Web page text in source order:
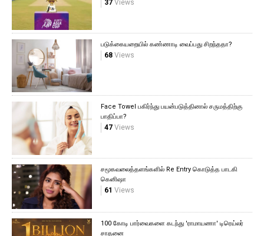
37Views
படுக்கையறையில் கண்ணாடி வைப்பது சிறந்ததா?
68Views
Face Towel பகிர்ந்து பயன்படுத்தினால் சருமத்திற்கு
பாதிப்பா?
47Views
சமூகவலைத்தளங்களில் Re Entry கொடுத்த பாடகி
கெனிஷா
61 Views
100 கோடி பார்வைகளை கடந்து 'ராமாயணா' டிரெய்லர்
சாதனை